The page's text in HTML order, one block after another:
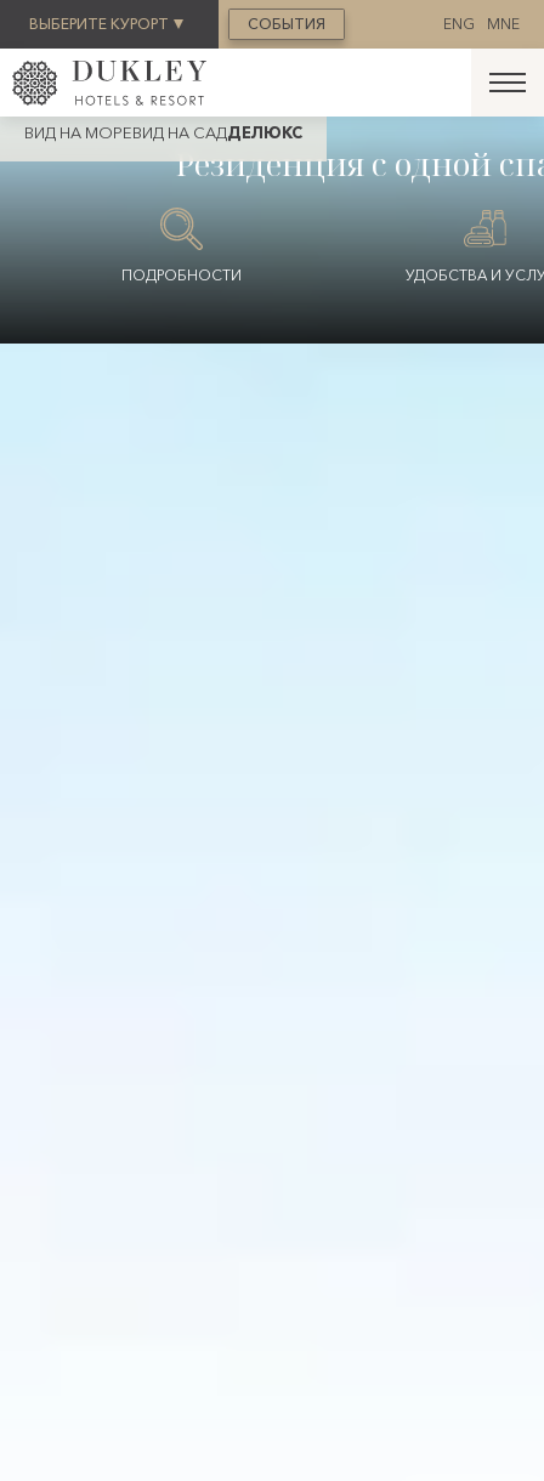
ВЫБЕРИТЕ КУРОРТ СОБЫТИЯ ENG MNE
ВИД НА МОРЕВИД НА САДДЕЛЮКС
Резиденция с одной
ПОДРОБНОСТИ УДОБСТВА И